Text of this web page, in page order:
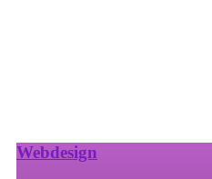
Webdesign